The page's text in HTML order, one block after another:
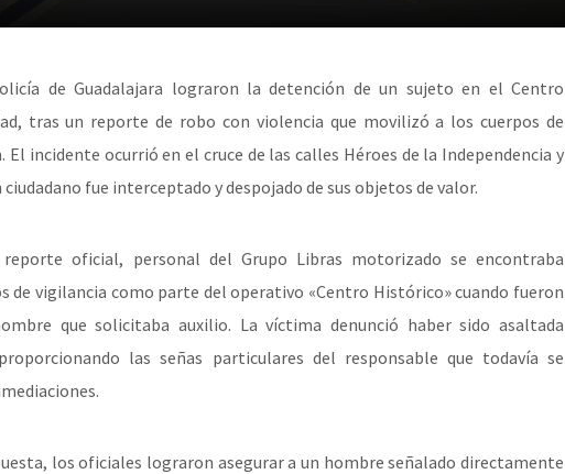
de Guadalajara lograron la detención de un sujeto en el Centro
tras un reporte de robo con violencia que movilizó a los cuerpos de
El incidente ocurrió en el cruce de las calles Héroes de la Independencia y
fue interceptado y despojado de sus objetos de valor.
oficial, personal del Grupo Libras motorizado se encontraba
de vigilancia como parte del operativo «Centro Histórico» cuando fueron
que solicitaba auxilio. La víctima denunció haber sido asaltada
las señas particulares del responsable que todavía se
los oficiales lograron asegurar a un hombre señalado directamente